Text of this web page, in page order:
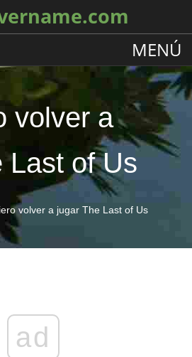
MENÚ
volver a
Last of Us
volver a jugar The Last of Us
ad